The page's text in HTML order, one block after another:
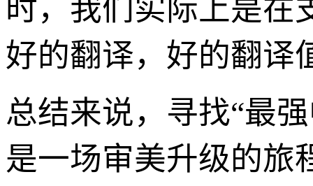
时，我们实际上是在
好的翻译，好的翻译
总结来说，寻找“最
是一场审美升级的旅